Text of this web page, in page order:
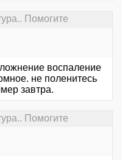
Помогите
воспаление
не поленитесь
завтра.
Помогите